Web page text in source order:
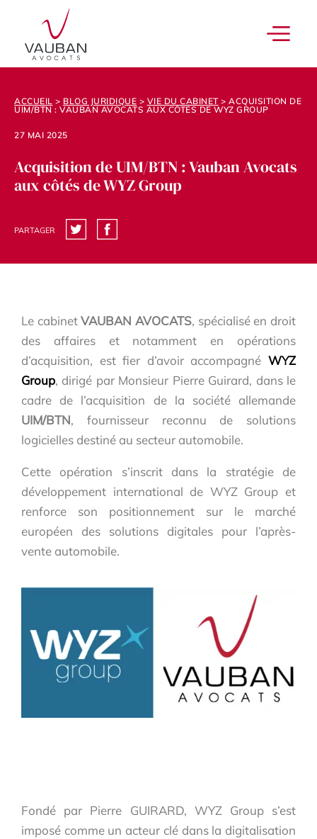
ACCUEIL > BLOG JURIDIQUE > VIE DU CABINET > ACQUISITION DE
UIM/BTN : VAUBAN AVOCATS AUX CÔTÉS DE WYZ GROUP
27 MAI 2025
Acquisition de UIM/BTN : Vauban Avocats
aux côtés de WYZ Group
PARTAGER
Le cabinetVAUBAN AVOCATS, spécialisé en droit
des affaires et notamment en opérations
d’acquisition, est fier d’avoir accompagné WYZ
Group, dirigé par Monsieur Pierre Guirard, dans le
cadre de l’acquisition de la société allemande
UIM/BTN, fournisseur reconnu de solutions
logicielles destiné au secteur automobile.
Cette opération s’inscrit dans la stratégie de
développement international de WYZ Group et
renforce son positionnement sur le marché
européen des solutions digitales pour l’après-
vente automobile.
Fondé par Pierre GUIRARD, WYZ Group s’est
imposé comme un acteur clé dans la digitalisation